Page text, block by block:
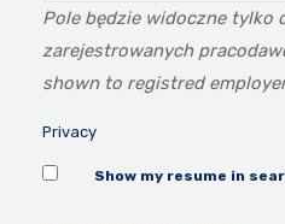
Pole będzie widoczne tylko
zarejestrowanych
shown to registred
Privacy
Show my resume in